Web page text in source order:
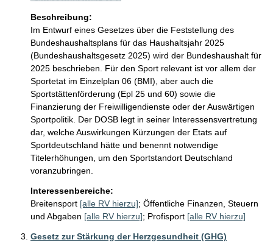
Beschreibung:
Im Entwurf eines Gesetzes über die Feststellung des
Bundeshaushaltsplans für das Haushaltsjahr 2025
(Bundeshaushaltsgesetz 2025) wird der Bundeshaushalt für
2025 beschrieben. Für den Sport relevant ist vor allem der
Sportetat im Einzelplan 06 (BMI), aber auch die
Sportstättenförderung (Epl 25 und 60) sowie die
Finanzierung der Freiwilligendienste oder der Auswärtigen
Sportpolitik. Der DOSB legt in seiner Interessensvertretung
dar, welche Auswirkungen Kürzungen der Etats auf
Sportdeutschland hätte und benennt notwendige
Titelerhöhungen, um den Sportstandort Deutschland
voranzubringen.
Interessenbereiche:
Breitensport [alle RV hierzu]; Öffentliche Finanzen, Steuern
und Abgaben [alle RV hierzu]; Profisport [alle RV hierzu]
Gesetz zur Stärkung der Herzgesundheit (GHG)